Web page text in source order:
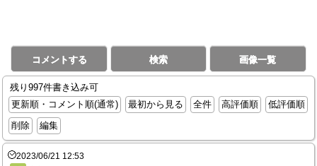
コメントする 検索 画像一覧
残り997件書き込み可
更新順・コメント順(通常)
最初から見る 全件 高評価順
低評価順
削除
編集
2023/06/21 12:53